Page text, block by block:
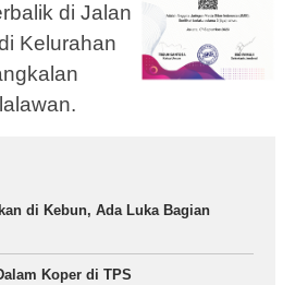
di Jalan
Kelurahan
di Kebun, Ada Luka Bagian
Koper di TPS